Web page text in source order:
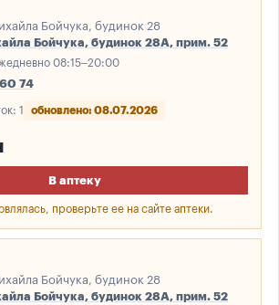
Бойчука, будинок 28
Бойчука, будинок 28А, прим. 52
08:15–20:00
74
1 обновлено: 08.07.2026
В аптеку
проверьте ее на сайте аптеки.
Бойчука, будинок 28
Бойчука, будинок 28А, прим. 52